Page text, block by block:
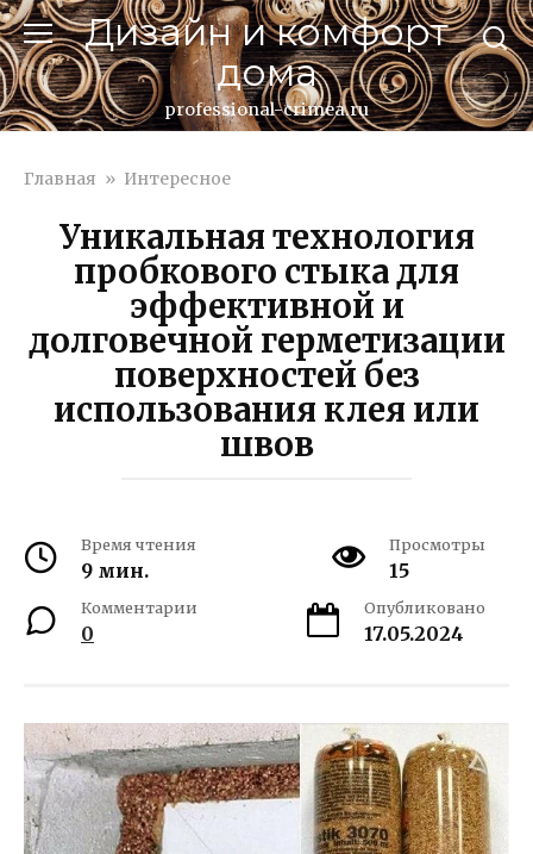
Перейти
к
контенту
Дизайн и комфорт
дома
professional-crimea.ru
Главная » Интересное
Уникальная технология
пробкового стыка для
эффективной и
долговечной герметизации
поверхностей без
использования клея или
швов
Время чтения
9 мин.
Просмотры
15
Комментарии
0
Опубликовано
17.05.2024